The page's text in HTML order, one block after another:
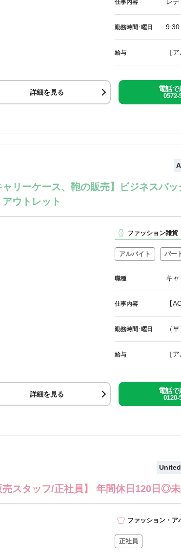
仕事内容
勤務時間･曜日
給与 ［
詳細を見る 電話で
0572-
ャリーケース、鞄の販売】ビジネスバ
ウトレット
ファッション雑貨
アルバイト パー
職種 キ
仕事内容 【
勤務時間･曜日 （
給与 ［
詳細を見る 電話で
0120-
売スタッフ/正社員】 年間休日120日◎
ファッション・ア
正社員